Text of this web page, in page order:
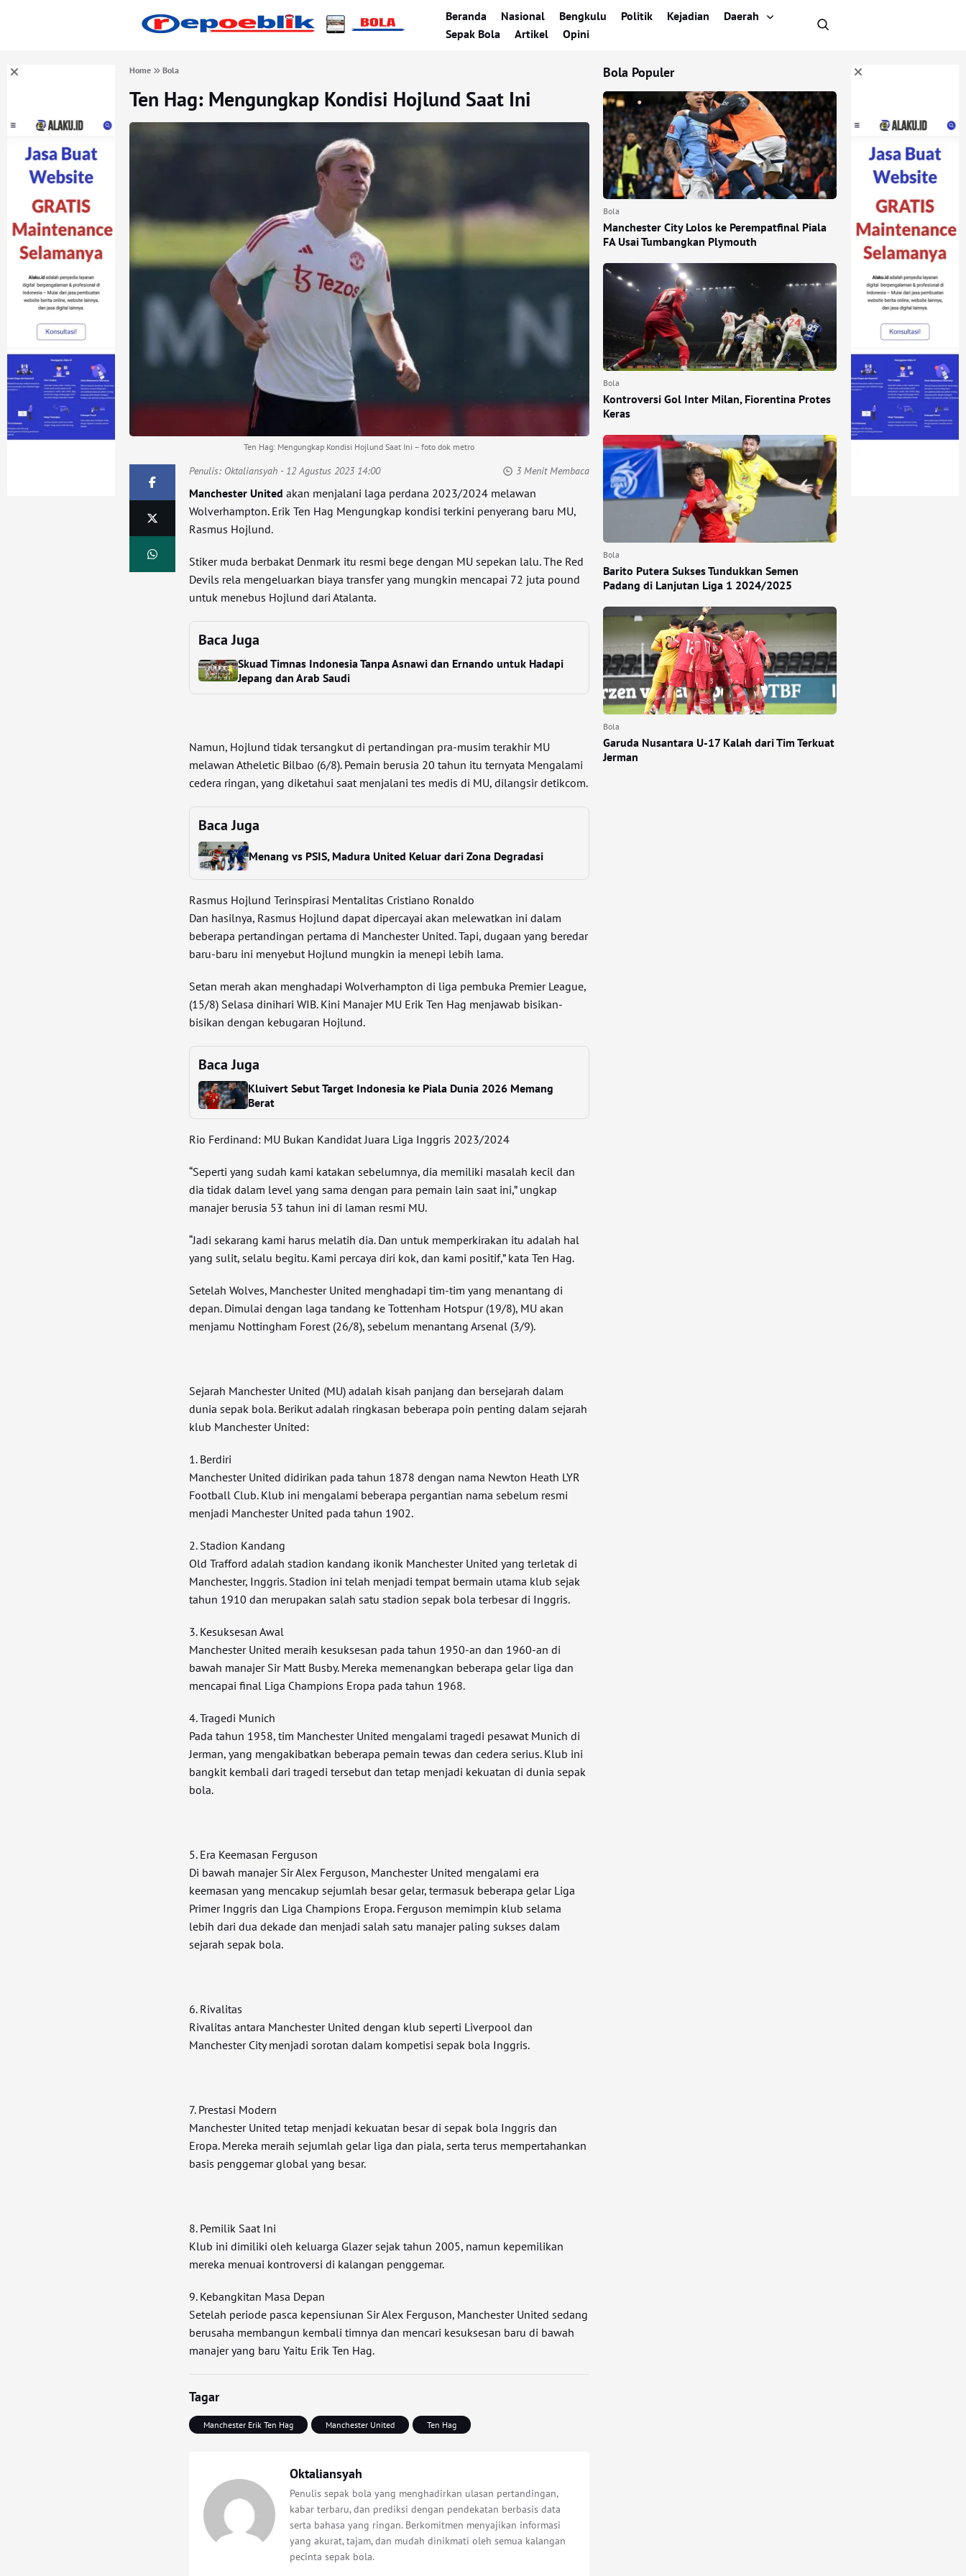
Beranda Nasional Bengkulu Politik Kejadian
Daerah
Sepak Bola
Artikel Opini
Home Bola
Ten Hag: Mengungkap Kondisi Hojlund Saat Ini
Ten Hag: Mengungkap Kondisi Hojlund Saat Ini – foto dok metro
Penulis: Oktaliansyah - 12 Agustus 2023 14:00 3 Menit Membaca
Manchester United akan menjalani laga perdana 2023/2024 melawan
Wolverhampton. Erik Ten Hag Mengungkap kondisi terkini penyerang baru MU,
Rasmus Hojlund.
Stiker muda berbakat Denmark itu resmi bege dengan MU sepekan lalu. The Red
Devils rela mengeluarkan biaya transfer yang mungkin mencapai 72 juta pound
untuk menebus Hojlund dari Atalanta.
Baca Juga
Skuad Timnas Indonesia Tanpa Asnawi dan Ernando untuk Hadapi
Jepang dan Arab Saudi
Namun, Hojlund tidak tersangkut di pertandingan pra-musim terakhir MU
melawan Atheletic Bilbao (6/8). Pemain berusia 20 tahun itu ternyata Mengalami
cedera ringan, yang diketahui saat menjalani tes medis di MU, dilangsir detikcom.
Baca Juga
Menang vs PSIS, Madura United Keluar dari Zona Degradasi
Rasmus Hojlund Terinspirasi Mentalitas Cristiano Ronaldo
Dan hasilnya, Rasmus Hojlund dapat dipercayai akan melewatkan ini dalam
beberapa pertandingan pertama di Manchester United. Tapi, dugaan yang beredar
baru-baru ini menyebut Hojlund mungkin ia menepi lebih lama.
Setan merah akan menghadapi Wolverhampton di liga pembuka Premier League,
(15/8) Selasa dinihari WIB. Kini Manajer MU Erik Ten Hag menjawab bisikan-
bisikan dengan kebugaran Hojlund.
Baca Juga
Kluivert Sebut Target Indonesia ke Piala Dunia 2026 Memang
Berat
Rio Ferdinand: MU Bukan Kandidat Juara Liga Inggris 2023/2024
“Seperti yang sudah kami katakan sebelumnya, dia memiliki masalah kecil dan
dia tidak dalam level yang sama dengan para pemain lain saat ini,” ungkap
manajer berusia 53 tahun ini di laman resmi MU.
“Jadi sekarang kami harus melatih dia. Dan untuk memperkirakan itu adalah hal
yang sulit, selalu begitu. Kami percaya diri kok, dan kami positif,” kata Ten Hag.
Setelah Wolves, Manchester United menghadapi tim-tim yang menantang di
depan. Dimulai dengan laga tandang ke Tottenham Hotspur (19/8), MU akan
menjamu Nottingham Forest (26/8), sebelum menantang Arsenal (3/9).
Sejarah Manchester United (MU) adalah kisah panjang dan bersejarah dalam
dunia sepak bola. Berikut adalah ringkasan beberapa poin penting dalam sejarah
klub Manchester United:
1. Berdiri
Manchester United didirikan pada tahun 1878 dengan nama Newton Heath LYR
Football Club. Klub ini mengalami beberapa pergantian nama sebelum resmi
menjadi Manchester United pada tahun 1902.
2. Stadion Kandang
Old Trafford adalah stadion kandang ikonik Manchester United yang terletak di
Manchester, Inggris. Stadion ini telah menjadi tempat bermain utama klub sejak
tahun 1910 dan merupakan salah satu stadion sepak bola terbesar di Inggris.
3. Kesuksesan Awal
Manchester United meraih kesuksesan pada tahun 1950-an dan 1960-an di
bawah manajer Sir Matt Busby. Mereka memenangkan beberapa gelar liga dan
mencapai final Liga Champions Eropa pada tahun 1968.
4. Tragedi Munich
Pada tahun 1958, tim Manchester United mengalami tragedi pesawat Munich di
Jerman, yang mengakibatkan beberapa pemain tewas dan cedera serius. Klub ini
bangkit kembali dari tragedi tersebut dan tetap menjadi kekuatan di dunia sepak
bola.
5. Era Keemasan Ferguson
Di bawah manajer Sir Alex Ferguson, Manchester United mengalami era
keemasan yang mencakup sejumlah besar gelar, termasuk beberapa gelar Liga
Primer Inggris dan Liga Champions Eropa. Ferguson memimpin klub selama
lebih dari dua dekade dan menjadi salah satu manajer paling sukses dalam
sejarah sepak bola.
6. Rivalitas
Rivalitas antara Manchester United dengan klub seperti Liverpool dan
Manchester City menjadi sorotan dalam kompetisi sepak bola Inggris.
7. Prestasi Modern
Manchester United tetap menjadi kekuatan besar di sepak bola Inggris dan
Eropa. Mereka meraih sejumlah gelar liga dan piala, serta terus mempertahankan
basis penggemar global yang besar.
8. Pemilik Saat Ini
Klub ini dimiliki oleh keluarga Glazer sejak tahun 2005, namun kepemilikan
mereka menuai kontroversi di kalangan penggemar.
9. Kebangkitan Masa Depan
Setelah periode pasca kepensiunan Sir Alex Ferguson, Manchester United sedang
berusaha membangun kembali timnya dan mencari kesuksesan baru di bawah
manajer yang baru Yaitu Erik Ten Hag.
Tagar
Manchester Erik Ten Hag Manchester United Ten Hag
Oktaliansyah
Penulis sepak bola yang menghadirkan ulasan pertandingan,
kabar terbaru, dan prediksi dengan pendekatan berbasis data
serta bahasa yang ringan. Berkomitmen menyajikan informasi
yang akurat, tajam, dan mudah dinikmati oleh semua kalangan
pecinta sepak bola.
Bola Populer
Bola
Manchester City Lolos ke Perempatfinal Piala
FA Usai Tumbangkan Plymouth
Bola
Kontroversi Gol Inter Milan, Fiorentina Protes
Keras
Bola
Barito Putera Sukses Tundukkan Semen
Padang di Lanjutan Liga 1 2024/2025
Bola
Garuda Nusantara U-17 Kalah dari Tim Terkuat
Jerman